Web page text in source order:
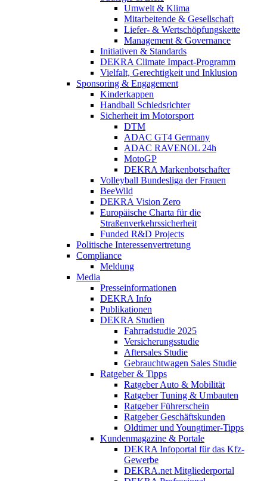
Umwelt & Klima
Mitarbeitende & Gesellschaft
Liefer- & Wertschöpfungskette
Management & Governance
Initiativen & Standards
DEKRA Climate Impact-Programm
Vielfalt, Gerechtigkeit und Inklusion​
Sponsoring & Engagement
Kinderkappen
Handball Schiedsrichter
Sicherheit im Motorsport
DTM
ADAC GT4 Germany
ADAC RAVENOL 24h
MotoGP
DEKRA Markenbotschafter
Volleyball Bundesliga der Frauen
BeeWild
DEKRA Vision Zero
Europäische Charta für die
Straßenverkehrssicherheit
Funded R&D Projects
Politische Interessenvertretung
Compliance
Meldung
Media
Presseinformationen
DEKRA Info
Publikationen
DEKRA Studien
Fahrradstudie 2025
Versicherungsstudie
Aftersales Studie
Gebrauchtwagen Sales Studie
Ratgeber & Tipps
Ratgeber Auto & Mobilität
Ratgeber Tuning & Umbauten
Ratgeber Führerschein
Ratgeber Geschäftskunden
Oldtimer und Youngtimer-Tipps
Kundenmagazine & Portale
DEKRA Infoportal für das Kfz-
Gewerbe
DEKRA.net Mitgliederportal